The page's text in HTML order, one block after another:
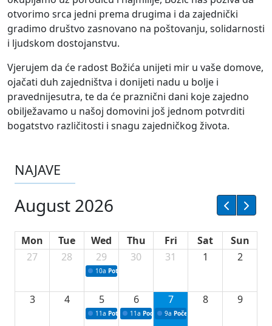
otvorimo srca jedni prema drugima i da zajednički
gradimo društvo zasnovano na poštovanju, solidarnosti
i ljudskom dostojanstvu.
Vjerujem da će radost Božića unijeti mir u vaše domove,
ojačati duh zajedništva i donijeti nadu u bolje i
pravednijesutra, te da će praznični dani koje zajedno
obilježavamo u našoj domovini još jednom potvrditi
bogatstvo različitosti i snagu zajedničkog života.
NAJAVE
August 2026
Mon Tue Wed Thu Fri Sat
Sun
27
28 29
10a Potpisivanje ugovora sa neprofitnim
30 31 1 2
3 4 5
11a Potpisivanje ugovora o stipendijama za
6
11a Podrška razvoju vodne infrastrukture u
7
9a Početak izgradnje nove
8 9